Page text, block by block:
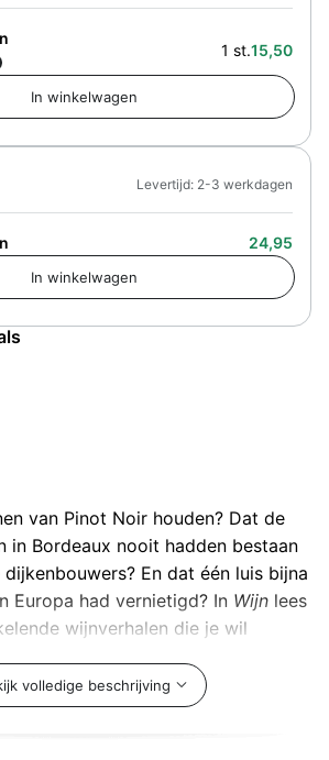
1 st.15,50
24,95
Levertijd: 2-3 werkdagen
van Pinot Noir houden? Dat de
in Bordeaux nooit hadden bestaan
En dat één luis bijna
Europa had vernietigd? In Wijn lees
wijnverhalen die je wil
dat je daar een vat vol
voor nodig hebt.
volledige beschrijving